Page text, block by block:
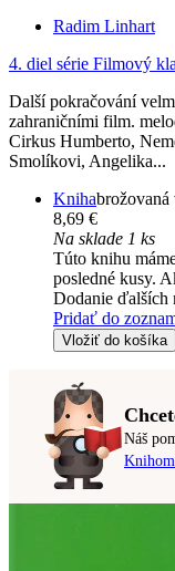
Radim Linhart
4. diel série Filmový
Další pokračování
zahraničními film.
Cirkus Humberto,
Smolíkovi, Angelika...
Knihabrožovaná
8,69 €
Na sklade 1 ks
Túto knihu
posledné kusy.
Dodanie ďalších
Pridať do
Vložiť do košíka
Náš